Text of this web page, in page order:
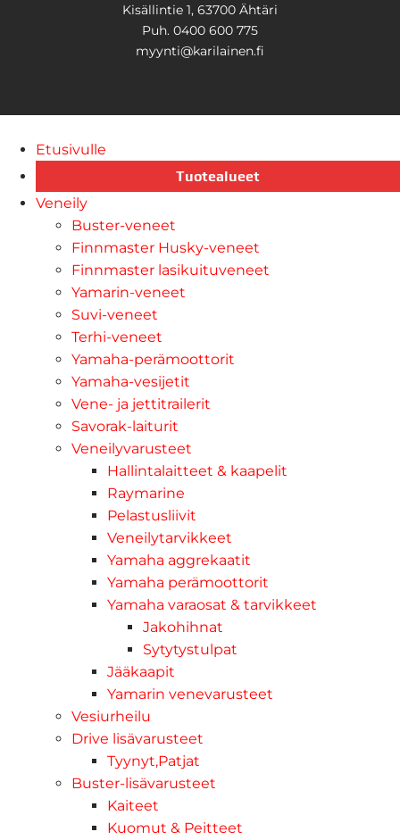
Kisällintie 1, 63700 Ähtäri
Puh. 0400 600 775
myynti@karilainen.fi
Etusivulle
Tuotealueet
Veneily
Buster-veneet
Finnmaster Husky-veneet
Finnmaster lasikuituveneet
Yamarin-veneet
Suvi-veneet
Terhi-veneet
Yamaha-perämoottorit
Yamaha-vesijetit
Vene- ja jettitrailerit
Savorak-laiturit
Veneilyvarusteet
Hallintalaitteet & kaapelit
Raymarine
Pelastusliivit
Veneilytarvikkeet
Yamaha aggrekaatit
Yamaha perämoottorit
Yamaha varaosat & tarvikkeet
Jakohihnat
Sytytystulpat
Jääkaapit
Yamarin venevarusteet
Vesiurheilu
Drive lisävarusteet
Tyynyt,Patjat
Buster-lisävarusteet
Kaiteet
Kuomut & Peitteet